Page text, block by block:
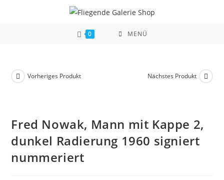
0 MENÜ
Vorheriges Produkt Nächstes Produkt
Fred Nowak, Mann mit Kappe 2,
dunkel Radierung 1960 signiert
nummeriert